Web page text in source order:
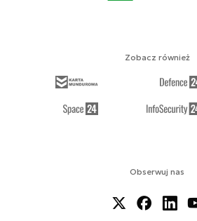
Obserwuj nas
Zobacz również